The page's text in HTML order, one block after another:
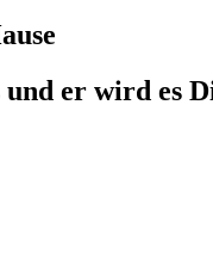
und er wird es